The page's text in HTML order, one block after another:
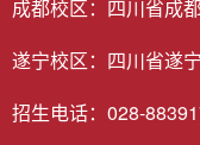
成都校区：四川省成
遂宁校区：四川省遂
招生电话：028-